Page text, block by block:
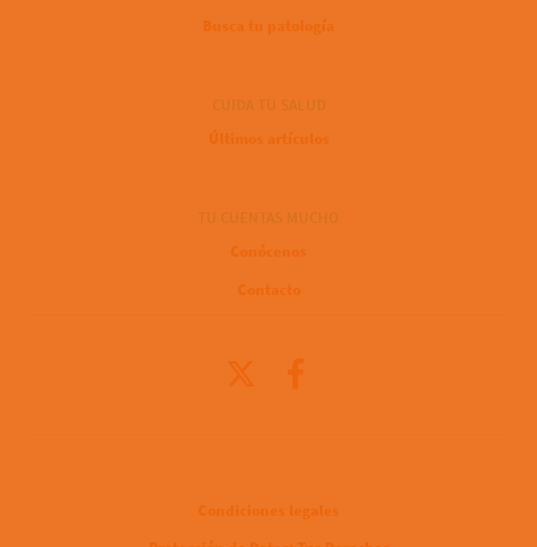
Busca tu patología
Últimos artículos
Conócenos
Contacto
Condiciones legales